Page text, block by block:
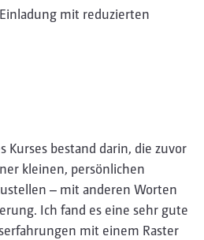
mit reduzierten
Kurses bestand darin, die zuvor
kleinen, persönlichen
– mit anderen Worten
Ich fand es eine sehr gute
mit einem Raster